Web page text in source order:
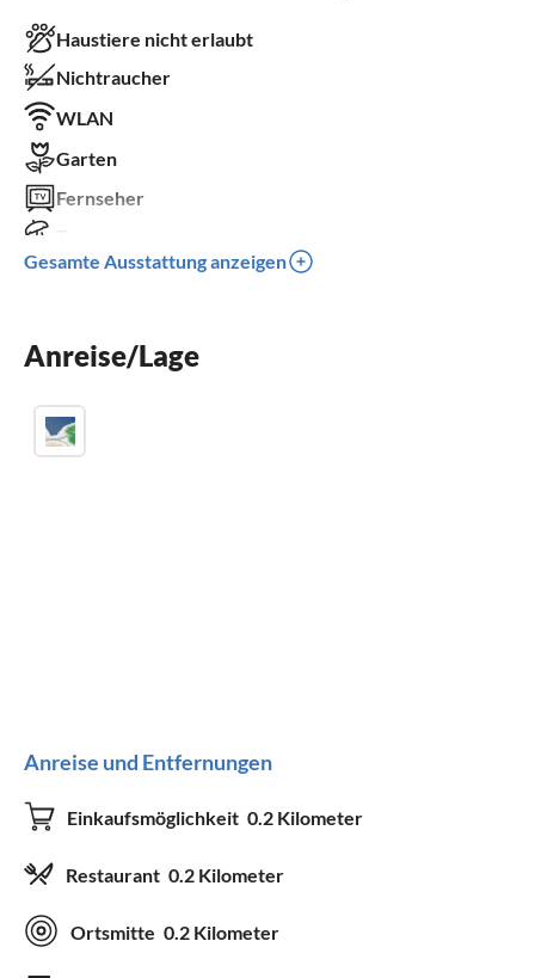
Haustiere nicht erlaubt
Nichtraucher
WLAN
Garten
Fernseher
Spülmaschine
Kinderbett
Gesamte Ausstattung anzeigen
Anreise/Lage
Anreise und Entfernungen
Einkaufsmöglichkeit 0.2 Kilometer
Restaurant 0.2 Kilometer
Ortsmitte 0.2 Kilometer